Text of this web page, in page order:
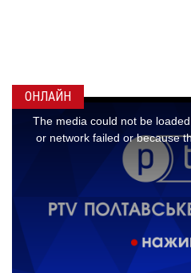
ОНЛАЙН